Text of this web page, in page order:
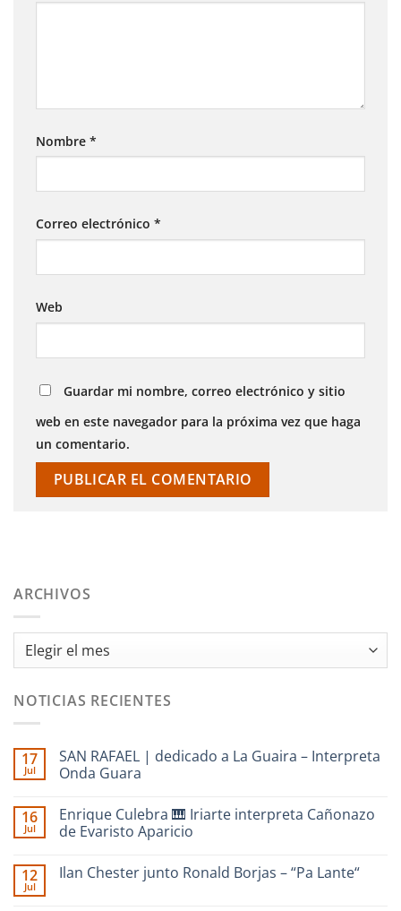
Nombre *
Correo electrónico *
Web
Guardar mi nombre, correo electrónico y sitio
web en este navegador para la próxima vez que haga
un comentario.
ARCHIVOS
Archivos
NOTICIAS RECIENTES
17
Jul
SAN RAFAEL | dedicado a La Guaira – Interpreta
Onda Guara
comentarios
en
SAN
dedicado
16
Jul
Enrique Culebra 🎹 Iriarte interpreta Cañonazo
de Evaristo Aparicio
comentarios
12
Jul
Ilan Chester junto Ronald Borjas – “Pa Lante“